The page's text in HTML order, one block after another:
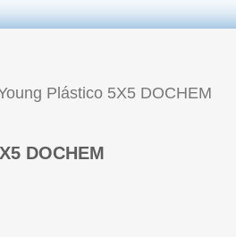
Plástico 5X5 DOCHEM
DOCHEM